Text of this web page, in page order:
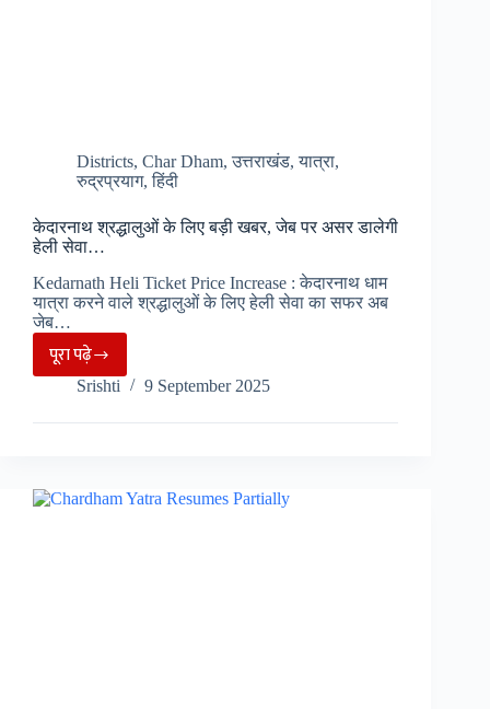
Districts, Char Dham,उत्तराखंड,यात्रा,
रुद्रप्रयाग,हिंदी
केदारनाथ श्रद्धालुओं के लिए बड़ी खबर, जेब पर असर डालेगी
हेली सेवा…
Kedarnath Heli Ticket Price Increase : केदारनाथ धाम
यात्रा करने वाले श्रद्धालुओं के लिए हेली सेवा का सफर अब
जेब…
पूरा पढ़ेकेदारनाथ
श्रद्धालुओं
के
खबर,
Srishti 9 September 2025